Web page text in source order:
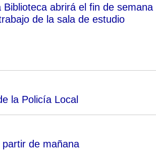
abrirá el fin de semana
de la sala de estudio
la Policía Local
de mañana